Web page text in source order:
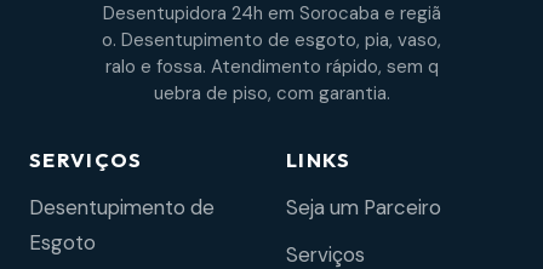
Desentupidora 24h em Sorocaba e regiã
o. Desentupimento de esgoto, pia, vaso,
ralo e fossa. Atendimento rápido, sem q
uebra de piso, com garantia.
SERVIÇOS
Desentupimento de
Esgoto
LINKS
Seja um Parceiro
Serviços